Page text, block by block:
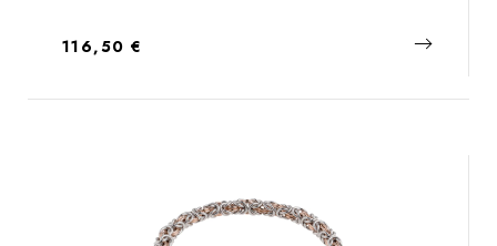
Regulärer Preis:
116,50 €